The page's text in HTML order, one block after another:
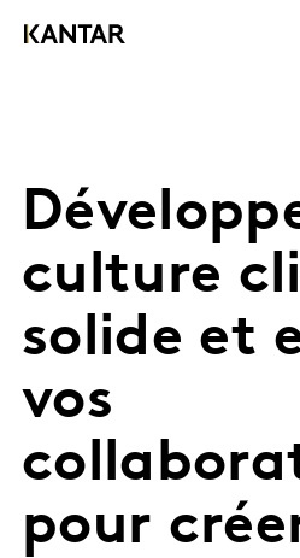
culture
solide et
vos
pour